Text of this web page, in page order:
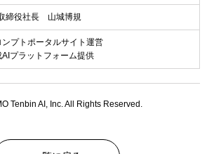
締役社長 山城博規
ンプトポータルサイト運営
AIプラットフォーム提供
Tenbin AI, Inc. All Rights Reserved.